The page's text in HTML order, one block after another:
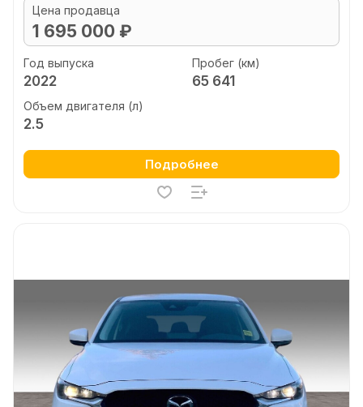
Цена продавца
1 695 000 ₽
Год выпуска
2022
Пробег (км)
65 641
Объем двигателя (л)
2.5
Подробнее